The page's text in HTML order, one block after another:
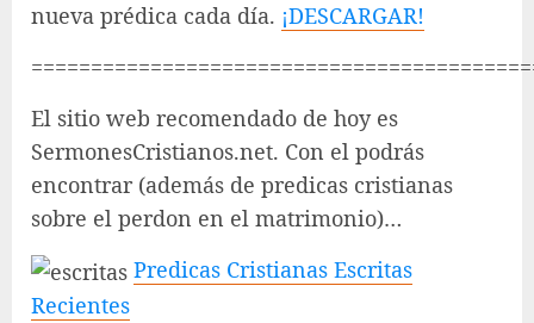
nueva prédica cada día. ¡DESCARGAR!
El sitio web recomendado de hoy es
SermonesCristianos.net. Con el podrás
encontrar (además de predicas cristianas
sobre el perdon en el matrimonio)…
Predicas Cristianas Escritas
Recientes